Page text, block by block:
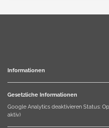
Informationen
Gesetzliche Informationen
Google Analytics deaktivieren Status:
aktiv)